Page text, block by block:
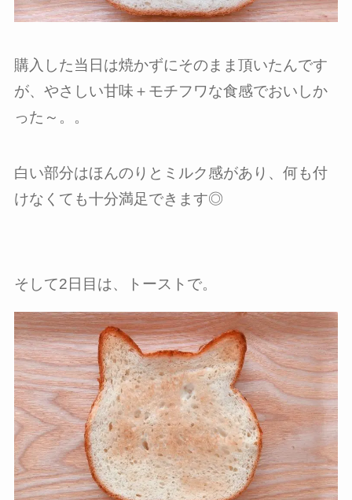
購入した当日は焼かずにそのまま頂いたんです
が、やさしい甘味＋モチフワな食感でおいしか
った～。。
白い部分はほんのりとミルク感があり、何も付
けなくても十分満足できます◎
そして2日目は、トーストで。